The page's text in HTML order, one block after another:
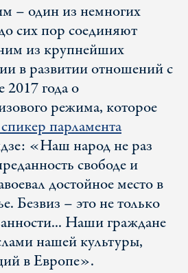
– один из немногих
сих пор соединяют
из крупнейших
в развитии отношений с
года о
режима, которое
парламента
«Наш народ не раз
свободе и
достойное место в
Безвиз – это не только
Наши граждане
нашей культуры,
в Европе».